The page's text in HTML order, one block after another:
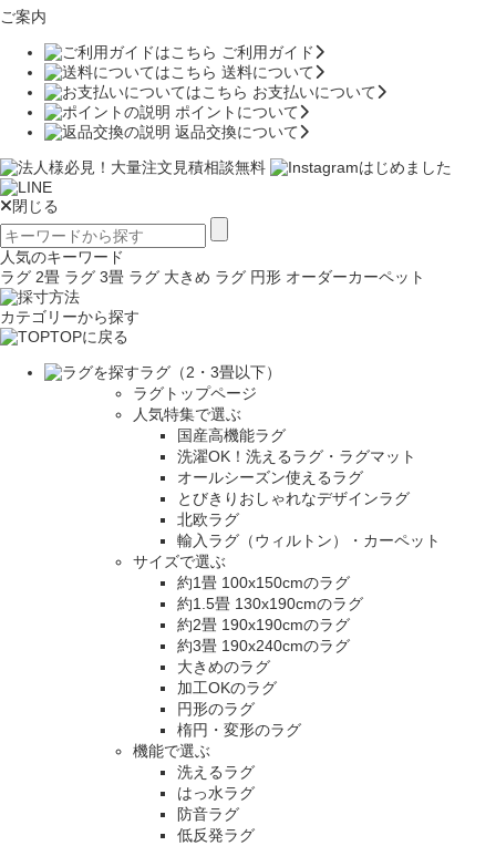
ご案内
ご利用ガイド
送料について
お支払いについて
ポイントについて
返品交換について
閉じる
人気のキーワード
ラグ 2畳 ラグ 3畳 ラグ 大きめ ラグ 円形 オーダーカーペット
カテゴリーから探す
TOPに戻る
ラグ（2・3畳以下）
ラグトップページ
人気特集で選ぶ
国産高機能ラグ
洗濯OK！洗えるラグ・ラグマット
オールシーズン使えるラグ
とびきりおしゃれなデザインラグ
北欧ラグ
輸入ラグ（ウィルトン）・カーペット
サイズで選ぶ
約1畳 100x150cmのラグ
約1.5畳 130x190cmのラグ
約2畳 190x190cmのラグ
約3畳 190x240cmのラグ
大きめのラグ
加工OKのラグ
円形のラグ
楕円・変形のラグ
機能で選ぶ
洗えるラグ
はっ水ラグ
防音ラグ
低反発ラグ